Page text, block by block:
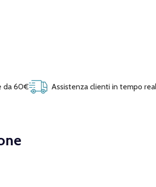
da 60€ Assistenza clienti in tempo